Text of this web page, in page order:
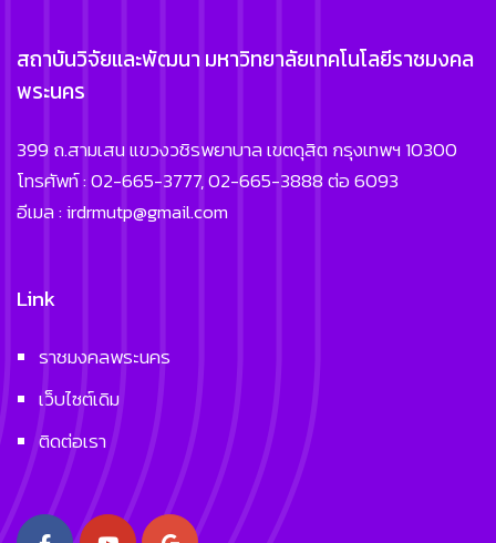
สถาบันวิจัยและพัฒนา มหาวิทยาลัยเทคโนโลยีราชมงคล
พระนคร
399 ถ.สามเสน แขวงวชิรพยาบาล เขตดุสิต กรุงเทพฯ 10300
โทรศัพท์ : 02-665-3777, 02-665-3888 ต่อ 6093
อีเมล : irdrmutp@gmail.com
Link
ราชมงคลพระนคร
เว็บไซต์เดิม
ติดต่อเรา